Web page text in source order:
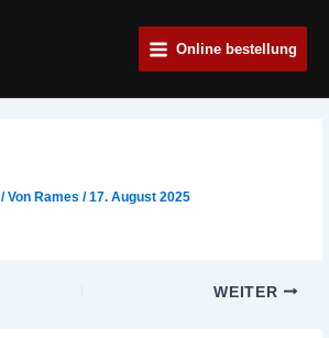
MenuOnline bestellung
/ VonRames/17. August 2025
WEITER